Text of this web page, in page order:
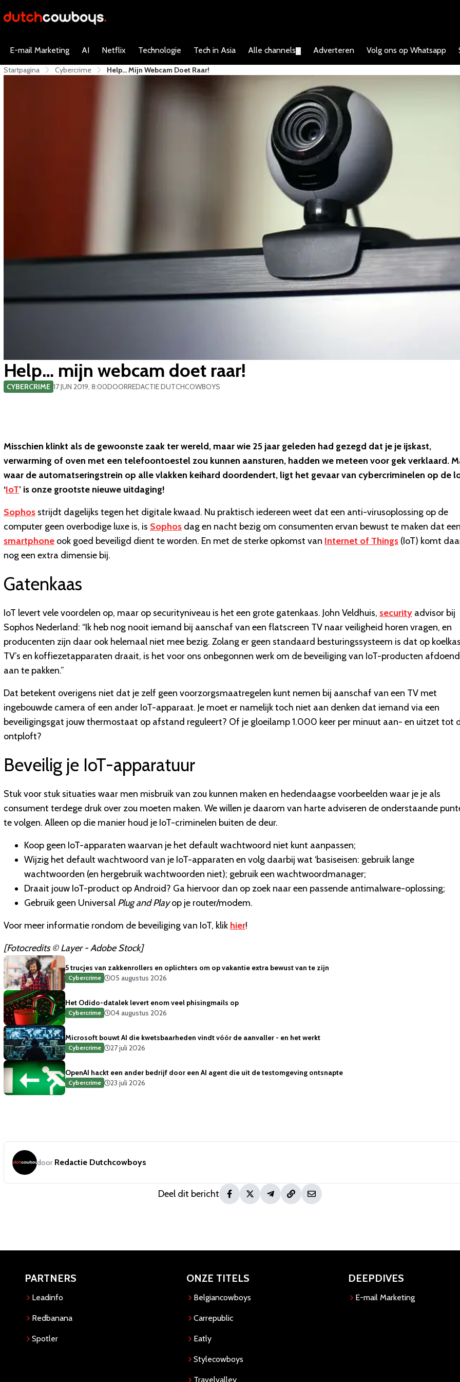
E-mail Marketing AI Netflix Technologie Tech in Asia Alle channels Adverteren Volg ons op Whatsapp
Startpagina Cybercrime ​Help… Mijn Webcam Doet Raar!
​Help… mijn webcam doet raar!
CYBERCRIME 17 JUN 2019, 8:00DOORREDACTIE DUTCHCOWBOYS
Misschien klinkt als de gewoonste zaak ter wereld, maar wie 25 jaar geleden had gezegd dat je je ijskast,
verwarming of oven met een telefoontoestel zou kunnen aansturen, hadden we meteen voor gek verklaard.
waar de automatseringstrein op alle vlakken keihard doordendert, ligt het gevaar van cybercriminelen op de
‘IoT’ is onze grootste nieuwe uitdaging!
Sophos strijdt dagelijks tegen het digitale kwaad. Nu praktisch iedereen weet dat een anti-virusoplossing op de
computer geen overbodige luxe is, is Sophos dag en nacht bezig om consumenten ervan bewust te maken dat een
smartphone ook goed beveiligd dient te worden. En met de sterke opkomst van Internet of Things (IoT) komt
nog een extra dimensie bij.
Gatenkaas
IoT levert vele voordelen op, maar op securityniveau is het een grote gatenkaas. John Veldhuis, security advisor bij
Sophos Nederland: “Ik heb nog nooit iemand bij aanschaf van een flatscreen TV naar veiligheid horen vragen, en
producenten zijn daar ook helemaal niet mee bezig. Zolang er geen standaard besturingssysteem is dat op
TV’s en koffiezetapparaten draait, is het voor ons onbegonnen werk om de beveiliging van IoT-producten
aan te pakken.”
Dat betekent overigens niet dat je zelf geen voorzorgsmaatregelen kunt nemen bij aanschaf van een TV met
ingebouwde camera of een ander IoT-apparaat. Je moet er namelijk toch niet aan denken dat iemand via een
beveiligingsgat jouw thermostaat op afstand reguleert? Of je gloeilamp 1.000 keer per minuut aan- en uitzet tot
ontploft?
Beveilig je IoT-apparatuur
Stuk voor stuk situaties waar men misbruik van zou kunnen maken en hedendaagse voorbeelden waar je je als
consument terdege druk over zou moeten maken. We willen je daarom van harte adviseren de onderstaande
te volgen. Alleen op die manier houd je IoT-criminelen buiten de deur.
Koop geen IoT-apparaten waarvan je het default wachtwoord niet kunt aanpassen;
Wijzig het default wachtwoord van je IoT-apparaten en volg daarbij wat ‘basiseisen: gebruik lange
wachtwoorden (en hergebruik wachtwoorden niet); gebruik een wachtwoordmanager;
Draait jouw IoT-product op Android? Ga hiervoor dan op zoek naar een passende antimalware-oplossing;
Gebruik geen Universal Plug and Playop je router/modem.
Voor meer informatie rondom de beveiliging van IoT, klik hier!
[Fotocredits © Layer -Adobe Stock]
5 trucjes van zakkenrollers en oplichters om op vakantie extra bewust van te zijn
Cybercrime 05 augustus 2026
Het Odido-datalek levert enom veel phisingmails op
Cybercrime 04 augustus 2026
Microsoft bouwt AI die kwetsbaarheden vindt vóór de aanvaller - en het werkt
Cybercrime 27 juli 2026
OpenAI hackt een ander bedrijf door een AI agent die uit de testomgeving ontsnapte
Cybercrime 23 juli 2026
door Redactie Dutchcowboys
Deel dit bericht
PARTNERS
Leadinfo
Redbanana
Spotler
ONZE TITELS
Belgiancowboys
Carrepublic
Eatly
Stylecowboys
Travelvalley
DEEPDIVES
E-mail Marketing